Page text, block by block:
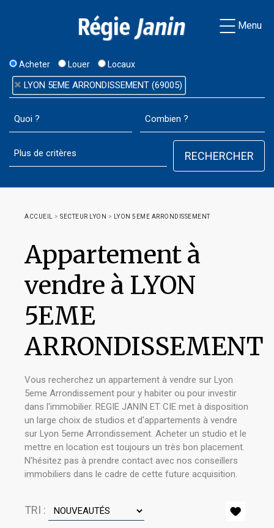
Menu
Acheter Louer Locaux
LYON 5EME ARRONDISSEMENT (69005)
ACCUEIL > SECTEUR LYON > LYON 5EME ARRONDISSEMENT
Appartement à
vendre à LYON
5EME
ARRONDISSEMENT
Vous recherchez un appartement à vendre sur Lyon
5eme Arrondissement pour y habiter ou pour investir
dans l'immobilier. REGIE JANIN ET CIE met à disposition
un large choix de studios et d'appartements à vendre
sur Lyon 5eme Arrondissement. Acheter un studio et le
mettre en location est toujours un très bon placement.
N'hésitez pas à prendre contact avec nos conseillers
immobiliers dans le cadre de cette future acquisition.
TRI :